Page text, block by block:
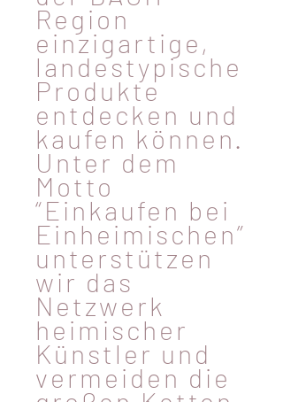
Region
einzigartige,
landestypische
Produkte
entdecken und
kaufen können.
Unter dem
Motto
“Einkaufen bei
Einheimischen”
unterstützen
wir das
Netzwerk
heimischer
Künstler und
vermeiden die